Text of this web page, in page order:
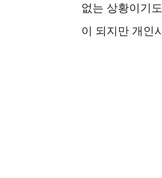
없는 상황이기
이 되지만 개인